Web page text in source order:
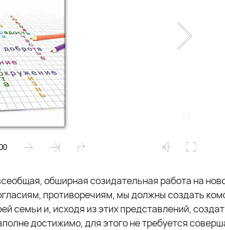
обширная созидательная работа на
противоречиям, мы должны создать
семьи и, исходя из этих представлений,
достижимо, для этого не требуется